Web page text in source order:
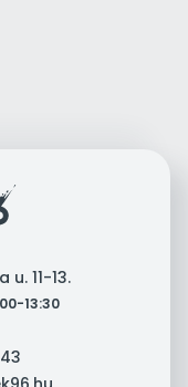
11-13.
13:30